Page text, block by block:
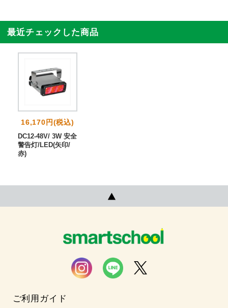
最近チェックした商品
16,170円(税込)
DC12-48V/ 3W 安全
警告灯/LED(矢印/
赤)
ご利用ガイド